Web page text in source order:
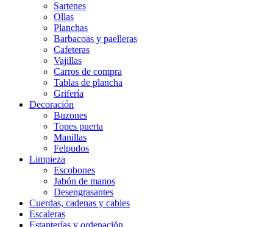
Sartenes
Ollas
Planchas
Barbacoas y paelleras
Cafeteras
Vajillas
Carros de compra
Tablas de plancha
Grifería
Decoración
Buzones
Topes puerta
Manillas
Felpudos
Limpieza
Escobones
Jabón de manos
Desengrasantes
Cuerdas, cadenas y cables
Escaleras
Estanterías y ordenación